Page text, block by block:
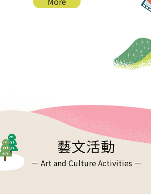
藝文活動
－ Art and Culture Activities －